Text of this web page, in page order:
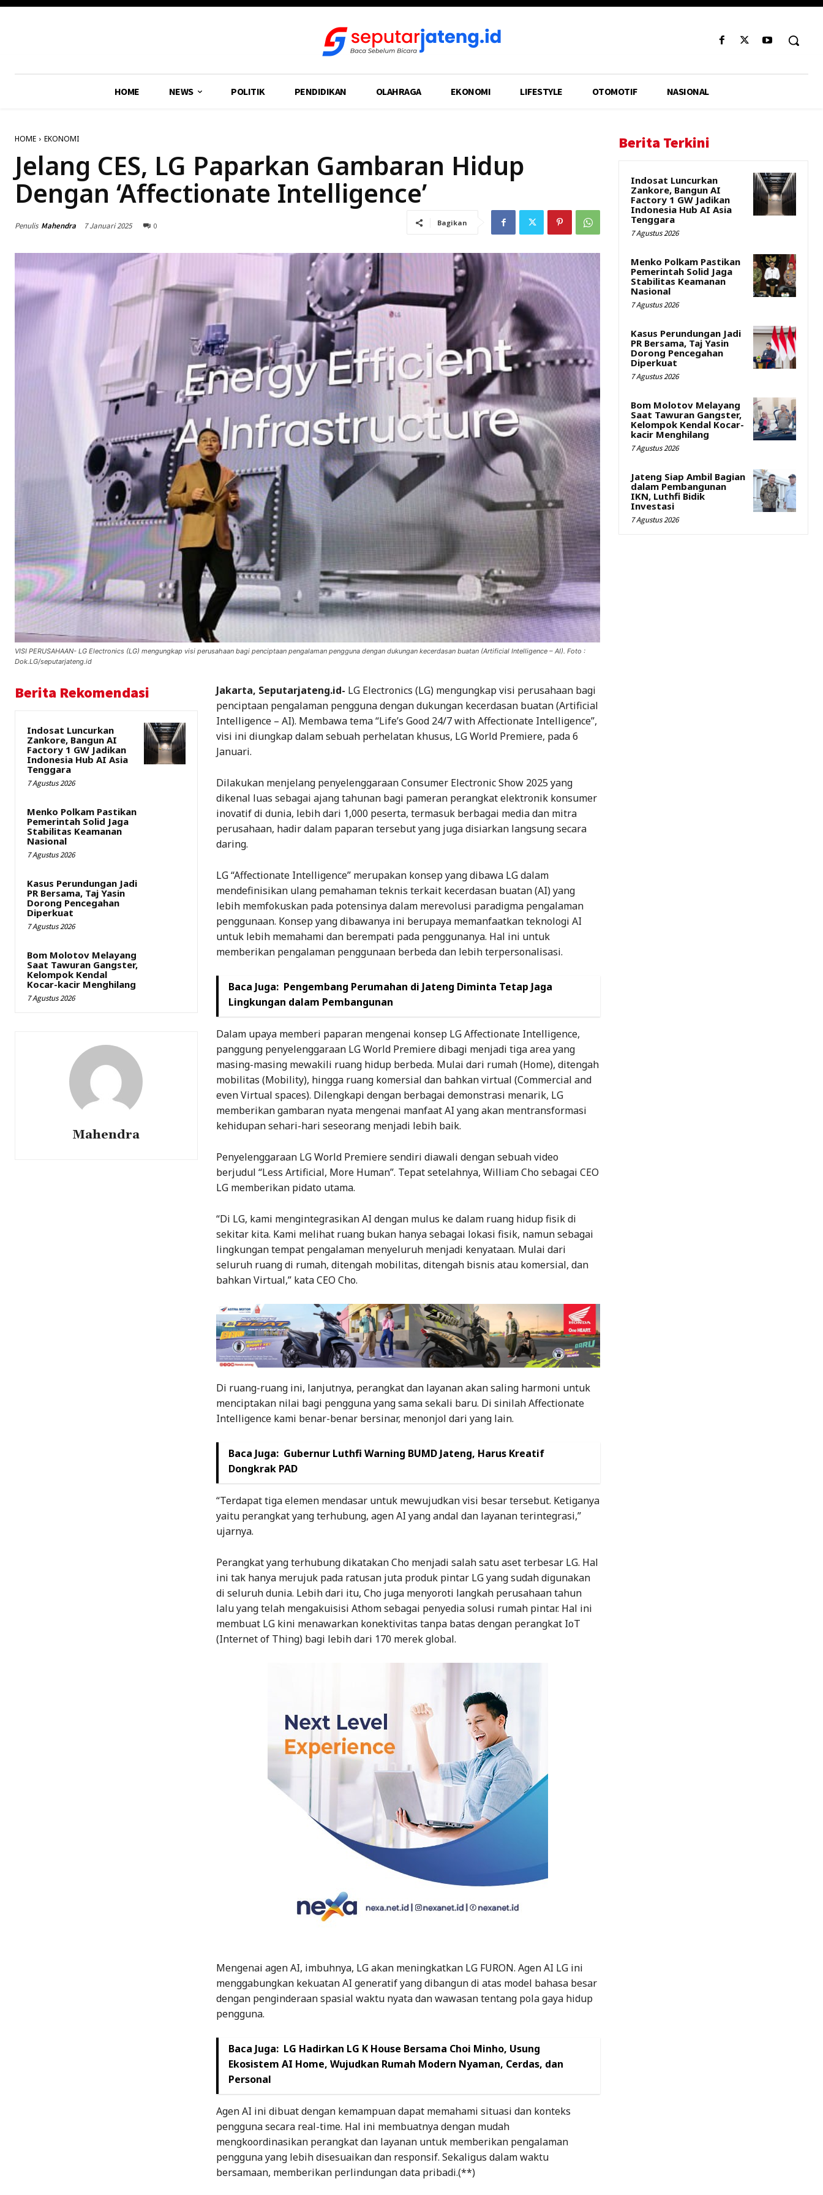
HOME NEWS POLITIK PENDIDIKAN OLAHRAGA EKONOMI LIFESTYLE OTOMOTIF NASIONAL
HOME EKONOMI
Jelang CES, LG Paparkan Gambaran Hidup
Dengan ‘Affectionate Intelligence’
Penulis Mahendra 7 Januari 2025 0 Bagikan
VISI PERUSAHAAN- LG Electronics (LG) mengungkap visi perusahaan bagi penciptaan pengalaman pengguna dengan dukungan kecerdasan buatan (Artificial Intelligence – AI). Foto :
Dok.LG/seputarjateng.id
Berita Rekomendasi
Indosat Luncurkan
Zankore, Bangun AI
Factory 1 GW Jadikan
Indonesia Hub AI Asia
Tenggara
7 Agustus 2026
Menko Polkam Pastikan
Pemerintah Solid Jaga
Stabilitas Keamanan
Nasional
7 Agustus 2026
Kasus Perundungan Jadi
PR Bersama, Taj Yasin
Dorong Pencegahan
Diperkuat
7 Agustus 2026
Bom Molotov Melayang
Saat Tawuran Gangster,
Kelompok Kendal
Kocar-kacir Menghilang
7 Agustus 2026
Mahendra
Jakarta, Seputarjateng.id- LG Electronics (LG) mengungkap visi perusahaan bagi
penciptaan pengalaman pengguna dengan dukungan kecerdasan buatan (Artificial
Intelligence – AI). Membawa tema “Life’s Good 24/7 with Affectionate Intelligence”,
visi ini diungkap dalam sebuah perhelatan khusus, LG World Premiere, pada 6
Januari.
Dilakukan menjelang penyelenggaraan Consumer Electronic Show 2025 yang
dikenal luas sebagai ajang tahunan bagi pameran perangkat elektronik konsumer
inovatif di dunia, lebih dari 1,000 peserta, termasuk berbagai media dan mitra
perusahaan, hadir dalam paparan tersebut yang juga disiarkan langsung secara
daring.
LG “Affectionate Intelligence” merupakan konsep yang dibawa LG dalam
mendefinisikan ulang pemahaman teknis terkait kecerdasan buatan (AI) yang
lebih memfokuskan pada potensinya dalam merevolusi paradigma pengalaman
penggunaan. Konsep yang dibawanya ini berupaya memanfaatkan teknologi AI
untuk lebih memahami dan berempati pada penggunanya. Hal ini untuk
memberikan pengalaman penggunaan berbeda dan lebih terpersonalisasi.
Baca Juga: Pengembang Perumahan di Jateng Diminta Tetap Jaga
Lingkungan dalam Pembangunan
Dalam upaya memberi paparan mengenai konsep LG Affectionate Intelligence,
panggung penyelenggaraan LG World Premiere dibagi menjadi tiga area yang
masing-masing mewakili ruang hidup berbeda. Mulai dari rumah (Home), ditengah
mobilitas (Mobility), hingga ruang komersial dan bahkan virtual (Commercial and
even Virtual spaces). Dilengkapi dengan berbagai demonstrasi menarik, LG
memberikan gambaran nyata mengenai manfaat AI yang akan mentransformasi
kehidupan sehari-hari seseorang menjadi lebih baik.
Penyelenggaraan LG World Premiere sendiri diawali dengan sebuah video
berjudul “Less Artificial, More Human”. Tepat setelahnya, William Cho sebagai CEO
LG memberikan pidato utama.
“Di LG, kami mengintegrasikan AI dengan mulus ke dalam ruang hidup fisik di
sekitar kita. Kami melihat ruang bukan hanya sebagai lokasi fisik, namun sebagai
lingkungan tempat pengalaman menyeluruh menjadi kenyataan. Mulai dari
seluruh ruang di rumah, ditengah mobilitas, ditengah bisnis atau komersial, dan
bahkan Virtual,” kata CEO Cho.
Di ruang-ruang ini, lanjutnya, perangkat dan layanan akan saling harmoni untuk
menciptakan nilai bagi pengguna yang sama sekali baru. Di sinilah Affectionate
Intelligence kami benar-benar bersinar, menonjol dari yang lain.
Baca Juga: Gubernur Luthfi Warning BUMD Jateng, Harus Kreatif
Dongkrak PAD
“Terdapat tiga elemen mendasar untuk mewujudkan visi besar tersebut. Ketiganya
yaitu perangkat yang terhubung, agen AI yang andal dan layanan terintegrasi,”
ujarnya.
Perangkat yang terhubung dikatakan Cho menjadi salah satu aset terbesar LG. Hal
ini tak hanya merujuk pada ratusan juta produk pintar LG yang sudah digunakan
di seluruh dunia. Lebih dari itu, Cho juga menyoroti langkah perusahaan tahun
lalu yang telah mengakuisisi Athom sebagai penyedia solusi rumah pintar. Hal ini
membuat LG kini menawarkan konektivitas tanpa batas dengan perangkat IoT
(Internet of Thing) bagi lebih dari 170 merek global.
Mengenai agen AI, imbuhnya, LG akan meningkatkan LG FURON. Agen AI LG ini
menggabungkan kekuatan AI generatif yang dibangun di atas model bahasa besar
dengan penginderaan spasial waktu nyata dan wawasan tentang pola gaya hidup
pengguna.
Baca Juga: LG Hadirkan LG K House Bersama Choi Minho, Usung
Ekosistem AI Home, Wujudkan Rumah Modern Nyaman, Cerdas, dan
Personal
Agen AI ini dibuat dengan kemampuan dapat memahami situasi dan konteks
pengguna secara real-time. Hal ini membuatnya dengan mudah
mengkoordinasikan perangkat dan layanan untuk memberikan pengalaman
pengguna yang lebih disesuaikan dan responsif. Sekaligus dalam waktu
bersamaan, memberikan perlindungan data pribadi.(**)
Berita Terkini
Indosat Luncurkan
Zankore, Bangun AI
Factory 1 GW Jadikan
Indonesia Hub AI Asia
Tenggara
7 Agustus 2026
Menko Polkam Pastikan
Pemerintah Solid Jaga
Stabilitas Keamanan
Nasional
7 Agustus 2026
Kasus Perundungan Jadi
PR Bersama, Taj Yasin
Dorong Pencegahan
Diperkuat
7 Agustus 2026
Bom Molotov Melayang
Saat Tawuran Gangster,
Kelompok Kendal Kocar-
kacir Menghilang
7 Agustus 2026
Jateng Siap Ambil Bagian
dalam Pembangunan
IKN, Luthfi Bidik
Investasi
7 Agustus 2026